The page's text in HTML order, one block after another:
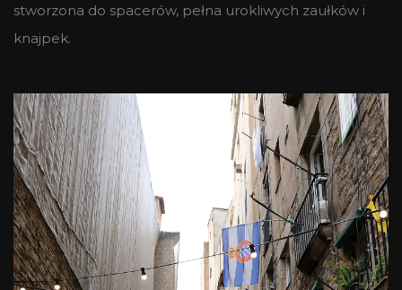
stworzona do spacerów, pełna urokliwych zaułków i
knajpek.